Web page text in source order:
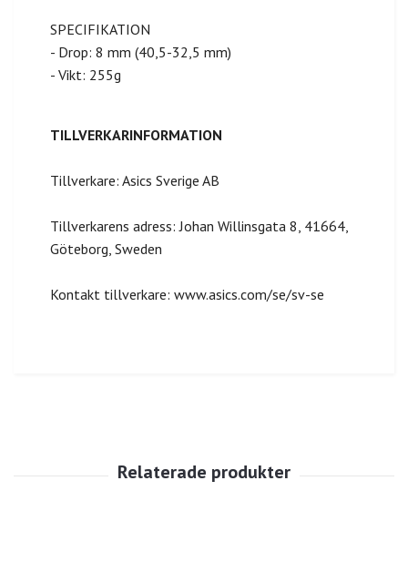
SPECIFIKATION
- Drop: 8 mm (40,5-32,5 mm)
- Vikt: 255g
TILLVERKARINFORMATION
Tillverkare: Asics Sverige AB
Tillverkarens adress: Johan Willinsgata 8, 41664,
Göteborg, Sweden
Kontakt tillverkare: www.asics.com/se/sv-se